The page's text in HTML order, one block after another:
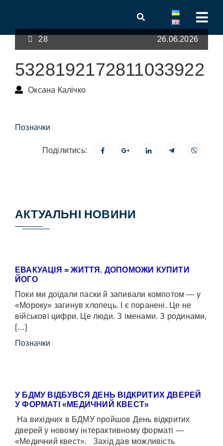
28 26.06.2026
5328192172811033922
Оксана Калічко
Позначки
Поділитись:
АКТУАЛЬНІ НОВИНИ
ЕВАКУАЦІЯ = ЖИТТЯ. ДОПОМОЖИ КУПИТИ
ЙОГО
Поки ми доїдали паски й запивали компотом — у
«Мороку» загинув хлопець. І є поранені. Це не
військові цифри. Це люди. З іменами. З родинами,
[…]
Позначки
У БДМУ ВІДБУВСЯ ДЕНЬ ВІДКРИТИХ ДВЕРЕЙ
У ФОРМАТІ «МЕДИЧНИЙ КВЕСТ»
На вихідних в БДМУ пройшов День відкритих
дверей у новому інтерактивному форматі —
«Медичний квест». Захід дав можливість